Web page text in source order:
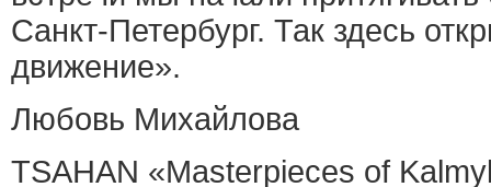
Санкт-Петербург. Так здесь
движение».
Любовь Михайлова
TSAHAN «Masterpieces of